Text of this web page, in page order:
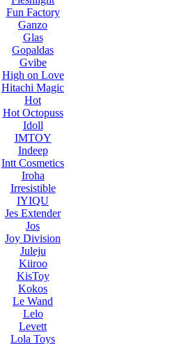
Fun Factory
Ganzo
Glas
Gopaldas
Gvibe
High on Love
Hitachi Magic
Hot
Hot Octopuss
Idoll
IMTOY
Indeep
Intt Cosmetics
Iroha
Irresistible
IYIQU
Jes Extender
Jos
Joy Division
Juleju
Kiiroo
KisToy
Kokos
Le Wand
Lelo
Levett
Lola Toys